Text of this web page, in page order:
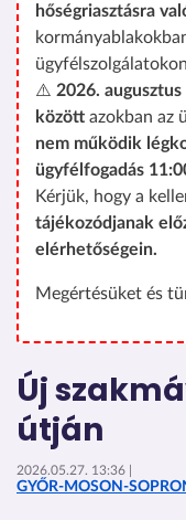
hőségriasztásra
ügyfélszolgálatokon
⚠️ 2026.
között azokban az
nem működik
ügyfélfogadás
Kérjük, hogy a
tájékozódjanak
elérhetőségein.
Megértésüket és
Új
útján
2026.05.27. 13:36 |
GYŐR-MOSON-